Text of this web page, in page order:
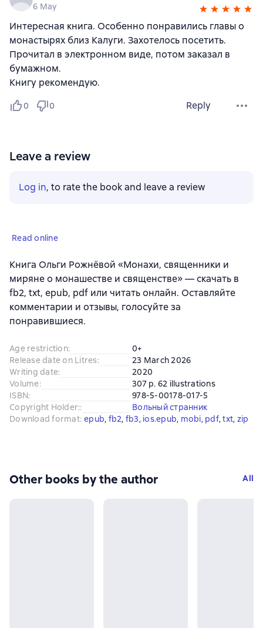
6 May
Интересная книга. Особенно понравились главы о
монастырях близ Калуги. Захотелось посетить.
Прочитал в электронном виде, потом заказал в
бумажном.
Книгу рекомендую.
0 0 Reply
Leave a review
Log in, to rate the book and leave a review
Read online
Книга Ольги Рожнёвой «Монахи, священники и
миряне о монашестве и священстве» — скачать в
fb2, txt, epub, pdf или читать онлайн. Оставляйте
комментарии и отзывы, голосуйте за
понравившиеся.
Age restriction:
0+
Release date on Litres:
23 March 2026
Writing date:
2020
Volume:
307 p. 62 illustrations
ISBN:
978-5-00178-017-5
Copyright Holder::
Вольный странник
Download format: epub, fb2, fb3, ios.epub, mobi, pdf, txt, zip
Other books by the author All